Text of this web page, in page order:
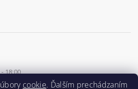
18:00
cookie. Ďalším prechádzaním